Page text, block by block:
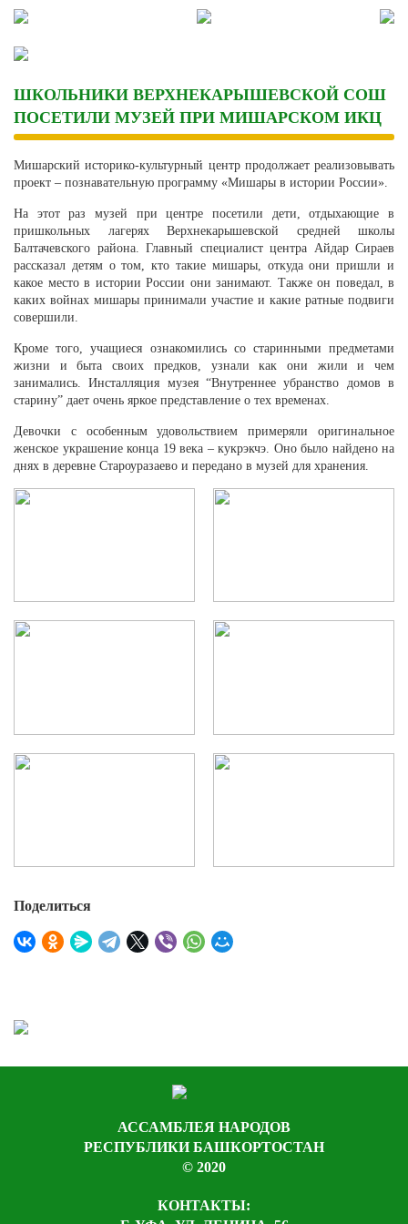
Skip
content
ШКОЛЬНИКИ ВЕРХНЕКАРЫШЕВСКОЙ СОШ
ПОСЕТИЛИ МУЗЕЙ ПРИ МИШАРСКОМ ИКЦ
Мишарский историко-культурный центр продолжает реализовывать
проект – познавательную программу «Мишары в истории России».
На этот раз музей при центре посетили дети, отдыхающие в
пришкольных лагерях Верхнекарышевской средней школы
Балтачевского района. Главный специалист центра Айдар Сираев
рассказал детям о том, кто такие мишары, откуда они пришли и
какое место в истории России они занимают. Также он поведал, в
каких войнах мишары принимали участие и какие ратные подвиги
совершили.
Кроме того, учащиеся ознакомились со старинными предметами
жизни и быта своих предков, узнали как они жили и чем
занимались. Инсталляция музея “Внутреннее убранство домов в
старину” дает очень яркое представление о тех временах.
Девочки с особенным удовольствием примеряли оригинальное
женское украшение конца 19 века – кукрэкчэ. Оно было найдено на
днях в деревне Староуразаево и передано в музей для хранения.
Поделиться
АССАМБЛЕЯ НАРОДОВ
РЕСПУБЛИКИ БАШКОРТОСТАН
© 2020
КОНТАКТЫ: